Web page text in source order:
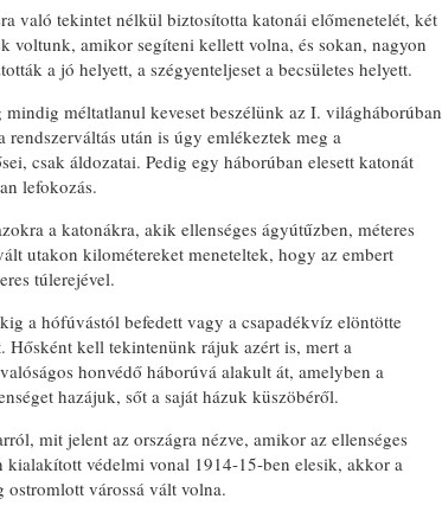
való tekintet nélkül biztosította katonái előmenetelét, két
voltunk, amikor segíteni kellett volna, és sokan, nagyon
a jó helyett, a szégyenteljeset a becsületes helyett.
méltatlanul keveset beszélünk az I. világháborúban
után is úgy emlékeztek meg a
csak áldozatai. Pedig egy háborúban elesett katonát
lefokozás.
a katonákra, akik ellenséges ágyútűzben, méteres
utakon kilométereket meneteltek, hogy az embert
túlerejével.
a hófúvástól befedett vagy a csapadékvíz elöntötte
Hősként kell tekintenünk rájuk azért is, mert a
honvédő háborúvá alakult át, amelyben a
hazájuk, sőt a saját házuk küszöbéről.
mit jelent az országra nézve, amikor az ellenséges
védelmi vonal 1914-15-ben elesik, akkor a
várossá vált volna.